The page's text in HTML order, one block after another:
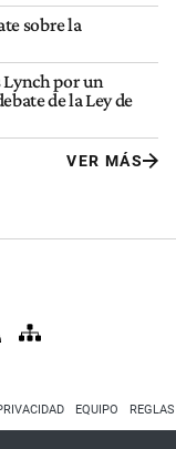
sobre la
Lynch por un
de la Ley de
VER MÁS
EQUIPO